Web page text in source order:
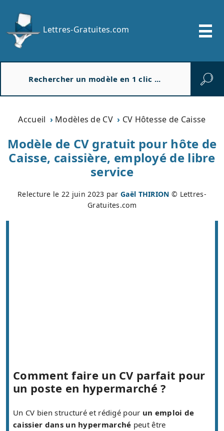
Lettres-Gratuites.com
Accueil Modèles de CV CV Hôtesse de Caisse
Modèle de CV gratuit pour hôte de
Caisse, caissière, employé de libre
service
Relecture le 22 juin 2023 parGaël THIRION © Lettres-
Gratuites.com
Comment faire un CV parfait pour
un poste en hypermarché ?
Un CV bien structuré et rédigé pour un emploi de
caissier dans un hypermarché peut être